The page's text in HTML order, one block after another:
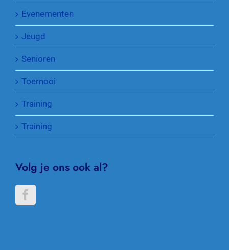
Evenementen
Jeugd
Senioren
Toernooi
Training
Training
Volg je ons ook al?